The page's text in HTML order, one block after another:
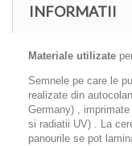
INFORMATII
Materiale utilizate
Semnele pe care le
realizate din
Germany) ,
si radiatii UV) . La
panourile se pot